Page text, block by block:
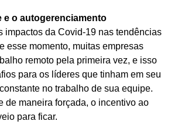
e o autogerenciamento
impactos da Covid-19 nas tendências
esse momento, muitas empresas
remoto pela primeira vez, e isso
para os líderes que tinham em seu
no trabalho de sua equipe.
de maneira forçada, o incentivo ao
para ficar.